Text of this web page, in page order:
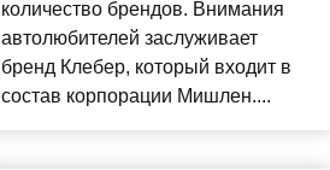
количество брендов. Внимания
автолюбителей заслуживает
бренд Клебер, который входит в
состав корпорации Мишлен....